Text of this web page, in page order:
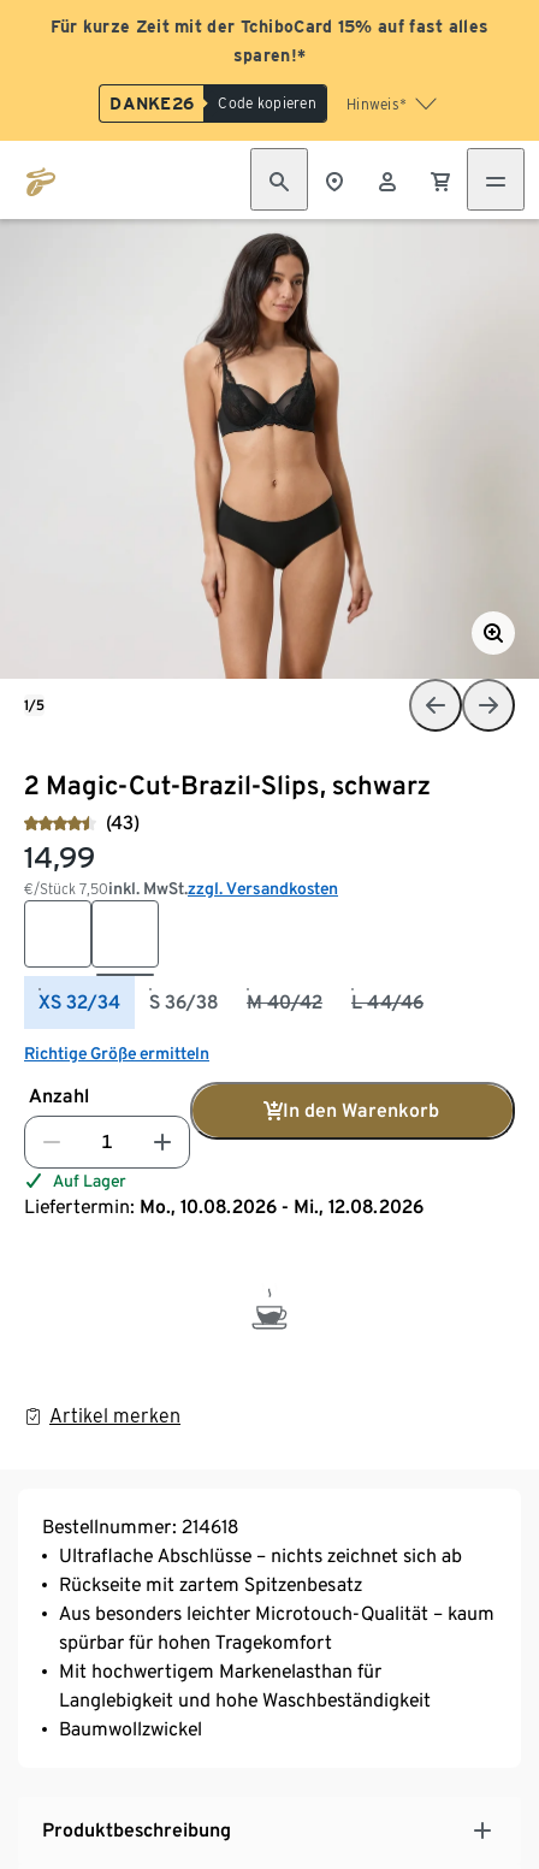
Für kurze Zeit mit der TchiboCard 15% auf fast alles
sparen!*
DANKE26 Code kopieren Hinweis*
2 Magic-Cut-Brazil-Slips, schwarz
(43)
14,99
€/Stück 7,50inkl. MwSt.zzgl. Versandkosten
XS 32/34 S 36/38 M 40/42 L 44/46
Richtige Größe ermitteln
Anzahl
In den Warenkorb
Auf Lager
Liefertermin: Mo., 10.08.2026 - Mi., 12.08.2026
Artikel merken
1/5
Bestellnummer: 214618
Ultraflache Abschlüsse – nichts zeichnet sich ab
Rückseite mit zartem Spitzenbesatz
Aus besonders leichter Microtouch-Qualität – kaum
spürbar für hohen Tragekomfort
Mit hochwertigem Markenelasthan für
Langlebigkeit und hohe Waschbeständigkeit
Baumwollzwickel
Produktbeschreibung